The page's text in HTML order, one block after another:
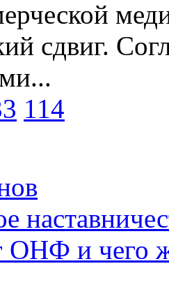
сдвиг.
114
ОНФ и чего